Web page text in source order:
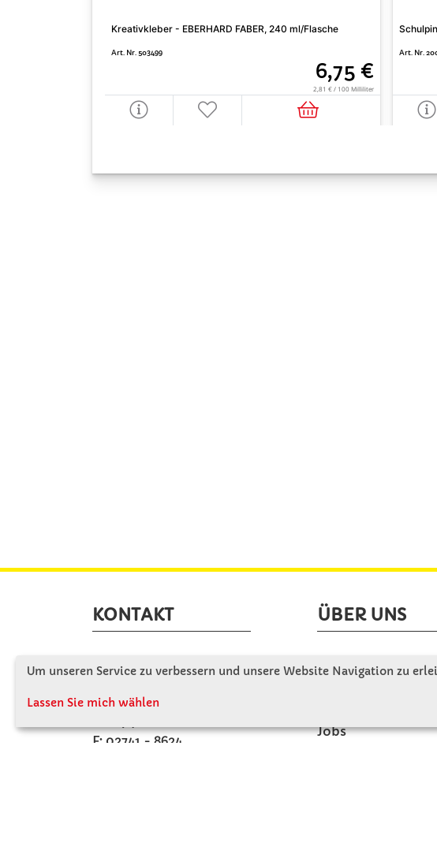
Kreativkleber - EBERHARD FABER, 240 ml/Flasche
Art. Nr. 503499
6,75 €
2,81 € / 100 Milliliter
Art. Nr.
KONTAKT
Winkler Schulbedarf GmbH
A - 3121 Karlstetten
F: 02741 - 8624
ÜBER UNS
Wir stellen uns vor
Jobs
Um unseren Service zu verbessern und unsere Website Navigation zu
Lassen Sie mich wählen